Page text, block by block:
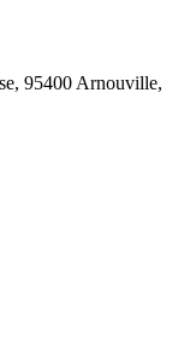
95400 Arnouville,